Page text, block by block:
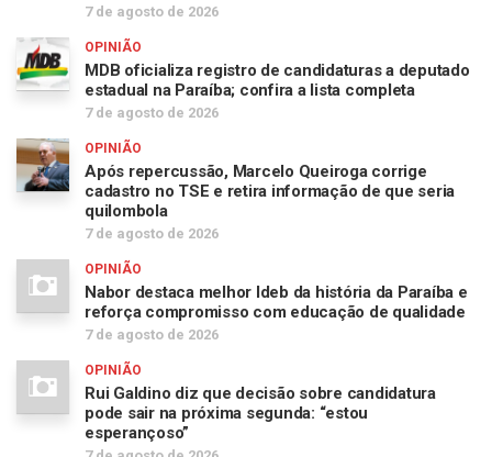
7 de agosto de 2026
OPINIÃO
MDB oficializa registro de candidaturas a deputado
estadual na Paraíba; confira a lista completa
7 de agosto de 2026
OPINIÃO
Após repercussão, Marcelo Queiroga corrige
cadastro no TSE e retira informação de que seria
quilombola
7 de agosto de 2026
OPINIÃO
Nabor destaca melhor Ideb da história da Paraíba e
reforça compromisso com educação de qualidade
7 de agosto de 2026
OPINIÃO
Rui Galdino diz que decisão sobre candidatura
pode sair na próxima segunda: “estou
esperançoso”